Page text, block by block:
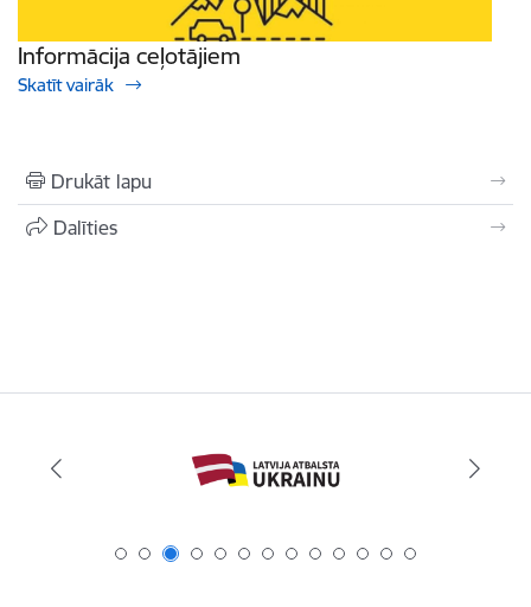
Informācija ceļotājiem
Skatīt vairāk
Drukāt lapu
Dalīties